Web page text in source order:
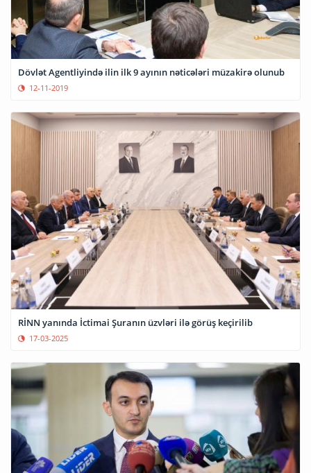
Dövlət Agentliyində ilin ilk 9 ayının nəticələri müzakirə olunub
12-11-2019
RİNN yanında İctimai Şuranın üzvləri ilə görüş keçirilib
17-03-2025